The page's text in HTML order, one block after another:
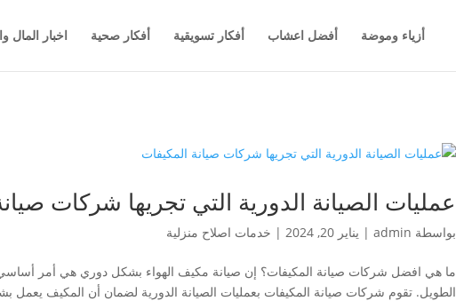
أزياء وموضة أفضل اعشاب أفكار تسويقية أفكار صحية اخبار المال
عمليات الصيانة الدورية التي تجريها شركات
بواسطة admin
| يناير 20, 2024 | خدمات اصلاح منزلية
ما هي افضل شركات صيانة المكيفات؟ إن صيانة مكيف الهواء بشكل دوري هي أمر
الطويل. تقوم شركات صيانة المكيفات بعمليات الصيانة الدورية لضمان أن المكيف